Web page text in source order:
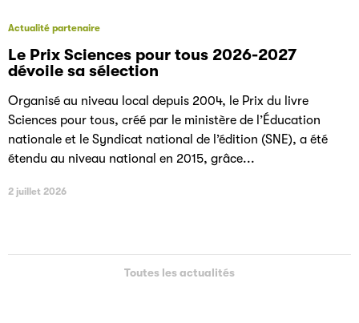
Actualité partenaire
Le Prix Sciences pour tous 2026-2027
dévoile sa sélection
Organisé au niveau local depuis 2004, le Prix du livre
Sciences pour tous, créé par le ministère de l’Éducation
nationale et le Syndicat national de l’édition (SNE), a été
étendu au niveau national en 2015, grâce...
2 juillet 2026
Toutes les actualités